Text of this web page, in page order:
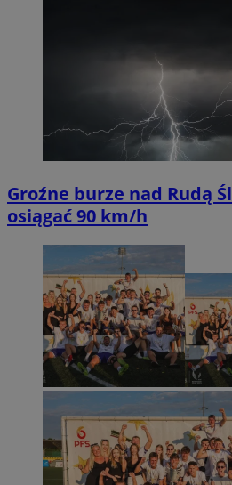
Groźne burze nad Rudą
osiągać 90 km/h